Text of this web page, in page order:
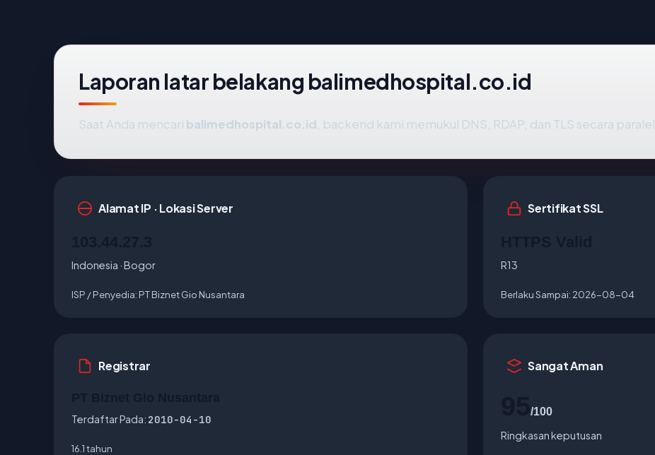
Laporan latar belakang balimedhospital.co.id
Saat Anda mencari balimedhospital.co.id , backend kami memukul DNS, RDAP, dan TLS secara paralel.
Alamat IP · Lokasi Server
Indonesia · Bogor
ISP / Penyedia: PT Biznet Gio Nusantara
Sertifikat SSL
R13
Berlaku Sampai: 2026-08-04
Registrar
Terdaftar Pada: 2010-04-10
16.1 tahun
Sangat Aman
/100
Ringkasan keputusan